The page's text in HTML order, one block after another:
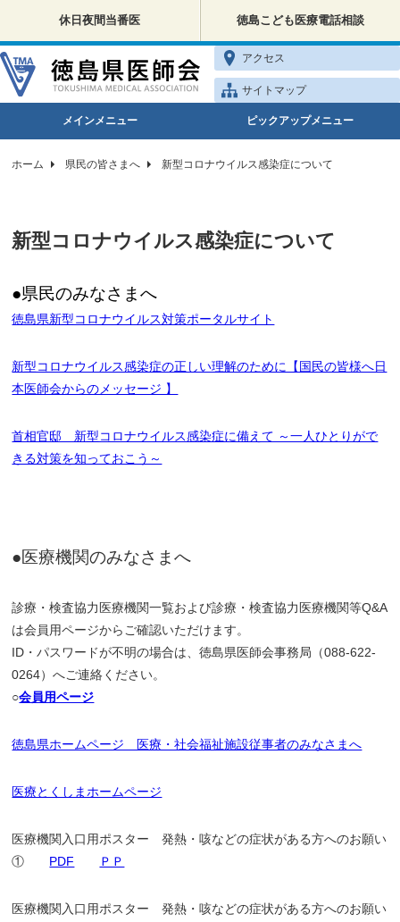
休日夜間当番医 徳島こども医療電話相談
アクセス
サイトマップ
メインメニュー ピックアップメニュー
ホーム 県民の皆さまへ 新型コロナウイルス感染症について
新型コロナウイルス感染症について
●県民のみなさまへ
徳島県新型コロナウイルス対策ポータルサイト
新型コロナウイルス感染症の正しい理解のために【国民の皆様へ日
本医師会からのメッセージ 】
首相官邸 新型コロナウイルス感染症に備えて ～一人ひとりがで
きる対策を知っておこう～
●医療機関のみなさまへ
診療・検査協力医療機関一覧および診療・検査協力医療機関等Q&A
は会員用ページからご確認いただけます。
ID・パスワードが不明の場合は、徳島県医師会事務局（088-622-
0264）へご連絡ください。
○会員用ページ
徳島県ホームページ 医療・社会福祉施設従事者のみなさまへ
医療とくしまホームページ
医療機関入口用ポスター 発熱・咳などの症状がある方へのお願い
① PDF ＰＰ
医療機関入口用ポスター 発熱・咳などの症状がある方へのお願い